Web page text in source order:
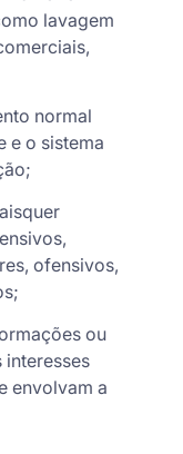
lavagem
normal
e o sistema
ofensivos,
ou
envolvam a